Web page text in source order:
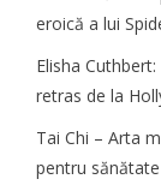
eroică a lui
Elisha
retras de la
Tai Chi – Arta
pentru sănătate